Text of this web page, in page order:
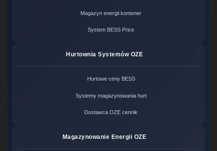
Magazyn energii kontener
System BESS Price
Hurtownia Systemów OZE
Hurtowe ceny BESS
Systemy magazynowania hurt
Dostawca OZE cennik
Magazynowanie Energii OZE